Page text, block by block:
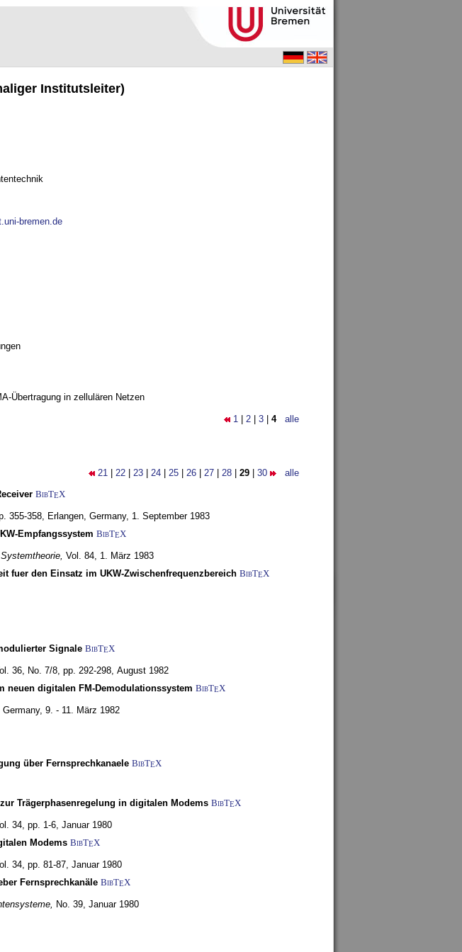
Institutsleiter)
bremen.de
Übertragung in zellulären Netzen
1 2 3 4 alle
21 22 23 24 25 26 27 28 29 30 alle
BibTEX
355-358, Erlangen, Germany, 1. September 1983
Empfangssystem BibTEX
Vol. 84, 1. März 1983
fuer den Einsatz im UKW-Zwischenfrequenzbereich BibTEX
Signale BibTEX
36, No. 7/8, pp. 292-298, August 1982
neuen digitalen FM-Demodulationssystem BibTEX
Germany, 9. - 11. März 1982
über Fernsprechkanaele BibTEX
Trägerphasenregelung in digitalen Modems BibTEX
34, pp. 1-6, Januar 1980
Modems BibTEX
34, pp. 81-87, Januar 1980
Fernsprechkanäle BibTEX
No. 39, Januar 1980